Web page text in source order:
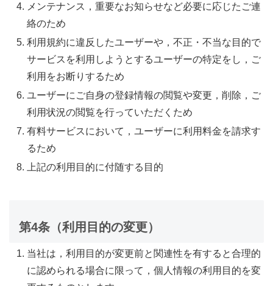
メンテナンス，重要なお知らせなど必要に応じたご連
絡のため
利用規約に違反したユーザーや，不正・不当な目的で
サービスを利用しようとするユーザーの特定をし，ご
利用をお断りするため
ユーザーにご自身の登録情報の閲覧や変更，削除，ご
利用状況の閲覧を行っていただくため
有料サービスにおいて，ユーザーに利用料金を請求す
るため
上記の利用目的に付随する目的
第4条（利用目的の変更）
当社は，利用目的が変更前と関連性を有すると合理的
に認められる場合に限って，個人情報の利用目的を変